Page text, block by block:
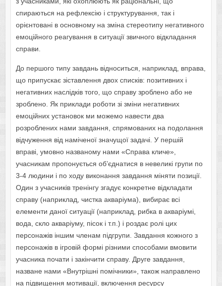
спираються на рефлексію і структурування, так і
орієнтовані в основному на зміна стереотипу негативного
емоційного реагування в ситуації звичного відкладання
справи.
До першого типу завдань відноситься, наприклад, вправа,
що припускає зіставлення двох списків: позитивних і
негативних наслідків того, що справу зроблено або не
зроблено. Як приклади роботи зі зміни негативних
емоційних установок ми можемо навести два
розроблених нами завдання, спрямованих на подолання
відчуження від наміченої значущої задачі. У першій
вправі, умовно названому нами «Справа кличе»,
учасникам пропонується об’єднатися в невеликі групи по
3-4 людини і по ходу виконання завдання міняти позиції.
Один з учасників тренінгу згадує конкретне відкладати
справу (наприклад, чистка акваріума), вибирає всі
елементи даної ситуації (наприклад, рибка в акваріумі,
вода, скло акваріуму, пісок і т.п.) і роздає ролі цих
персонажів іншим членам підгрупи. Завдання кожного з
персонажів в ігровій формі різними способами вмовити
учасника почати і закінчити справу. Друге завдання,
назване нами «Внутрішні помічники», також направлено
на підвищення мотивації, включення ресурсу